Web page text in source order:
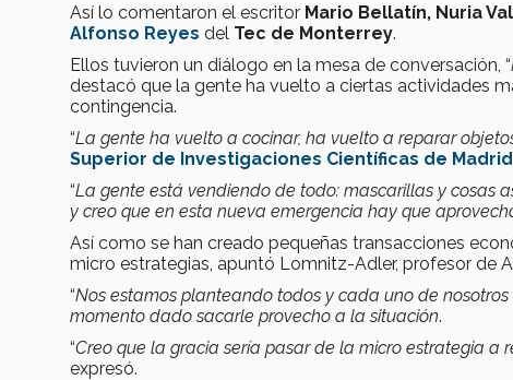
Así lo comentaron el escritor Mario Bellatín, Nuria
Alfonso Reyes del Tec de Monterrey.
Ellos tuvieron un diálogo en la mesa de conversación, “
destacó que la gente ha vuelto a ciertas actividades
contingencia.
“La gente ha vuelto a cocinar, ha vuelto a reparar
Superior de Investigaciones Científicas de Madrid
“La gente está vendiendo de todo: mascarillas y cosas
y creo que en esta nueva emergencia hay que
Así como se han creado pequeñas transacciones
micro estrategias, apuntó Lomnitz-Adler, profesor de
“Nos estamos planteando todos y cada uno de
momento dado sacarle provecho a la situación.
“Creo que la gracia sería pasar de la micro estrategia
expresó.